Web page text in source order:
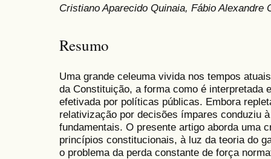
Cristiano Aparecido Quinaia, Fábio Alexandre
Resumo
Uma grande celeuma vivida nos tempos
da Constituição, a forma como é interpretada
efetivada por políticas públicas. Embora
relativização por decisões ímpares conduziu
fundamentais. O presente artigo aborda uma
princípios constitucionais, à luz da teoria do
o problema da perda constante de força